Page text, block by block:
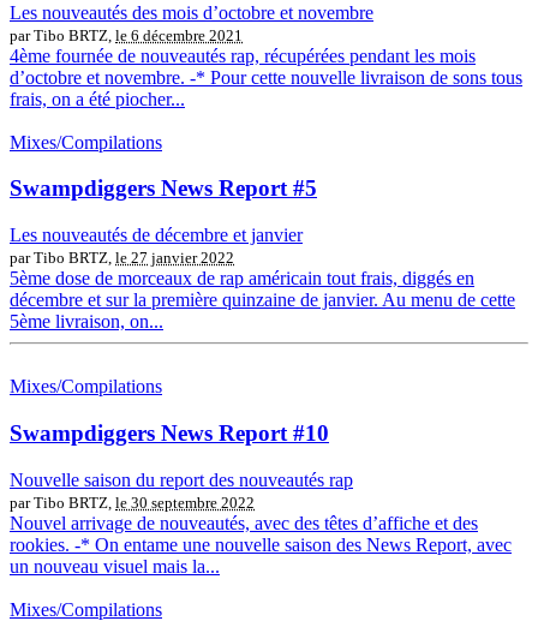
Les nouveautés des mois d’octobre et novembre
par Tibo BRTZ, le 6 décembre 2021
4ème fournée de nouveautés rap, récupérées pendant les mois
d’octobre et novembre. -* Pour cette nouvelle livraison de sons tous
frais, on a été piocher...
Mixes/Compilations
Swampdiggers News Report #5
Les nouveautés de décembre et janvier
par Tibo BRTZ, le 27 janvier 2022
5ème dose de morceaux de rap américain tout frais, diggés en
décembre et sur la première quinzaine de janvier. Au menu de cette
5ème livraison, on...
Mixes/Compilations
Swampdiggers News Report #10
Nouvelle saison du report des nouveautés rap
par Tibo BRTZ, le 30 septembre 2022
Nouvel arrivage de nouveautés, avec des têtes d’affiche et des
rookies. -* On entame une nouvelle saison des News Report, avec
un nouveau visuel mais la...
Mixes/Compilations